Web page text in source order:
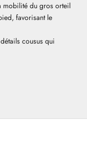
mobilité du gros orteil
favorisant le
cousus qui